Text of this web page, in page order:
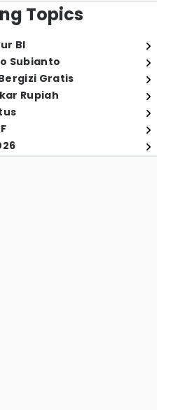
Topics
BI
Subianto
Gratis
Rupiah